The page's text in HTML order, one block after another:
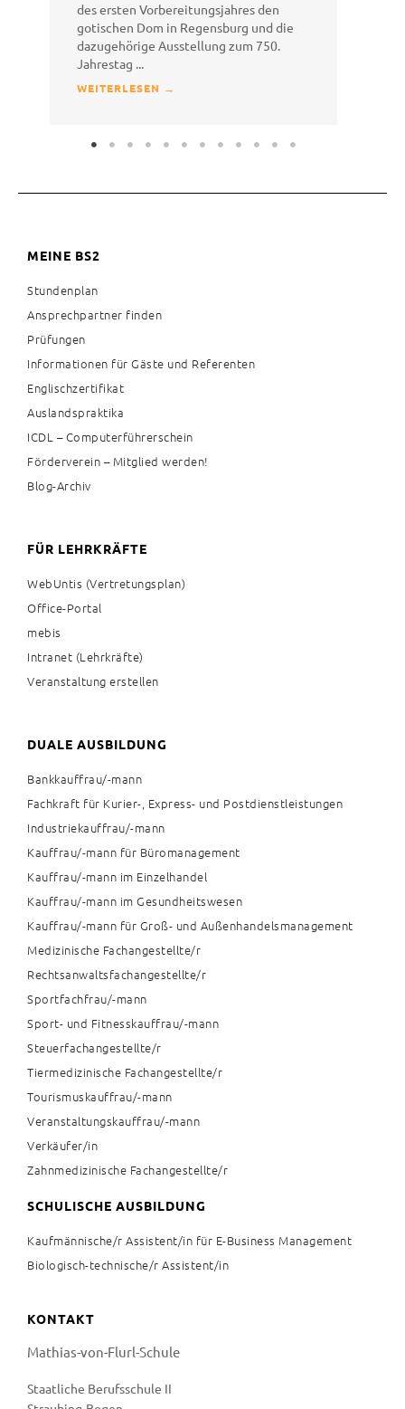
Schülerinnen und Schüler der Klasse
SFK10 (Sport- und Fitnesskaufleute) der
Mathias-von-Flurl Berufsschule
Straubing überreichten ...
WEITERLESEN →
MEINE BS2
Stundenplan
Ansprechpartner finden
Prüfungen
Informationen für Gäste und Referenten
Englischzertifikat
Auslandspraktika
ICDL – Computerführerschein
Förderverein – Mitglied werden!
Blog-Archiv
FÜR LEHRKRÄFTE
WebUntis (Vertretungsplan)
Office-Portal
mebis
Intranet (Lehrkräfte)
Veranstaltung erstellen
DUALE AUSBILDUNG
Bankkauffrau/-mann
Fachkraft für Kurier-, Express- und Postdienstleistungen
Industriekauffrau/-mann
Kauffrau/-mann für Büromanagement
Kauffrau/-mann im Einzelhandel
Kauffrau/-mann im Gesundheitswesen
Kauffrau/-mann für Groß- und Außenhandelsmanagement
Medizinische Fachangestellte/r
Rechtsanwaltsfachangestellte/r
Sportfachfrau/-mann
Sport- und Fitnesskauffrau/-mann
Steuerfachangestellte/r
Tiermedizinische Fachangestellte/r
Tourismuskauffrau/-mann
Veranstaltungskauffrau/-mann
Verkäufer/in
Zahnmedizinische Fachangestellte/r
SCHULISCHE AUSBILDUNG
Kaufmännische/r Assistent/in für E-Business Management
Biologisch-technische/r Assistent/in
KONTAKT
Mathias-von-Flurl-Schule
Staatliche Berufsschule II